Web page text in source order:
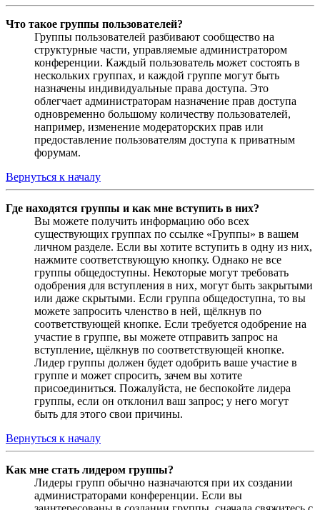
Что такое группы пользователей?
Группы пользователей разбивают сообщество на
структурные части, управляемые администратором
конференции. Каждый пользователь может состоять в
нескольких группах, и каждой группе могут быть
назначены индивидуальные права доступа. Это
облегчает администраторам назначение прав доступа
одновременно большому количеству пользователей,
например, изменение модераторских прав или
предоставление пользователям доступа к приватным
форумам.
Вернуться к началу
Где находятся группы и как мне вступить в них?
Вы можете получить информацию обо всех
существующих группах по ссылке «Группы» в вашем
личном разделе. Если вы хотите вступить в одну из них,
нажмите соответствующую кнопку. Однако не все
группы общедоступны. Некоторые могут требовать
одобрения для вступления в них, могут быть закрытыми
или даже скрытыми. Если группа общедоступна, то вы
можете запросить членство в ней, щёлкнув по
соответствующей кнопке. Если требуется одобрение на
участие в группе, вы можете отправить запрос на
вступление, щёлкнув по соответствующей кнопке.
Лидер группы должен будет одобрить ваше участие в
группе и может спросить, зачем вы хотите
присоединиться. Пожалуйста, не беспокойте лидера
группы, если он отклонил ваш запрос; у него могут
быть для этого свои причины.
Вернуться к началу
Как мне стать лидером группы?
Лидеры групп обычно назначаются при их создании
администраторами конференции. Если вы